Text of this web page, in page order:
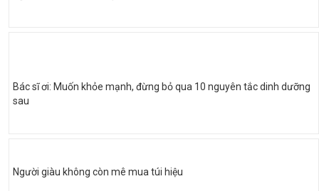
Bác sĩ ơi: Muốn khỏe mạnh, đừng bỏ qua 10 nguyên tắc dinh dưỡng
sau
Người giàu không còn mê mua túi hiệu